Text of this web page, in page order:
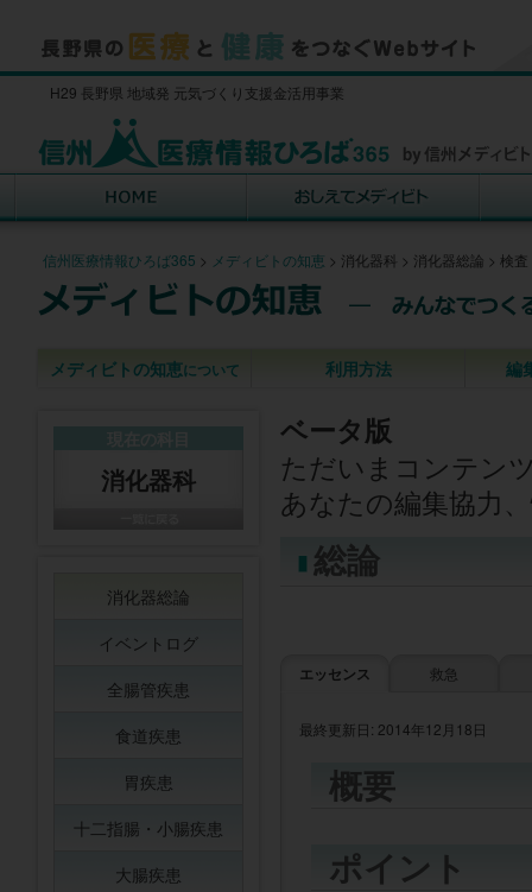
H29 長野県 地域発 元気づくり支援金活用事業
信州医療情報ひろば365 > メディビトの知恵 > 消化器科 > 消化器総論 > 検査
メディビトの知恵について 利用方法 編
ベータ版
ただいまコンテン
あなたの編集協力
総論
エッセンス 救急
最終更新日: 2014年12月18日
概要
ポイント
消化器科
消化器総論
イベントログ
全腸管疾患
食道疾患
胃疾患
十二指腸・小腸疾患
大腸疾患